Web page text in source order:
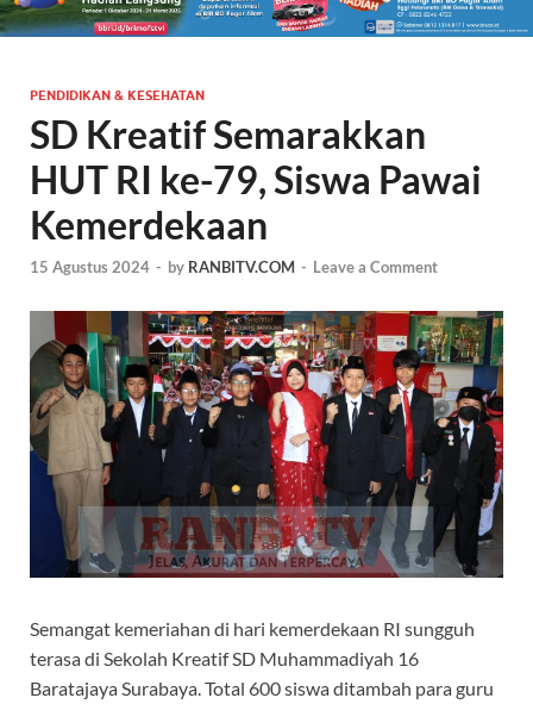
PENDIDIKAN & KESEHATAN
SD Kreatif Semarakkan
HUT RI ke-79, Siswa Pawai
Kemerdekaan
15 Agustus 2024 - by RANBITV.COM - Leave a Comment
Semangat kemeriahan di hari kemerdekaan RI sungguh
terasa di Sekolah Kreatif SD Muhammadiyah 16
Baratajaya Surabaya. Total 600 siswa ditambah para guru